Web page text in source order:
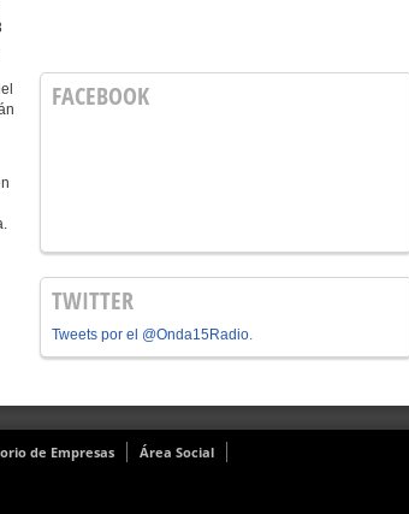
FACEBOOK
TWITTER
Tweets por el @Onda15Radio.
de Empresas
Área Social